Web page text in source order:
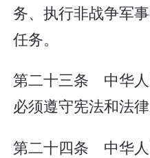
务、执行非战争军
任务。
第二十三条 中华
必须遵守宪法和法律
第二十四条 中华